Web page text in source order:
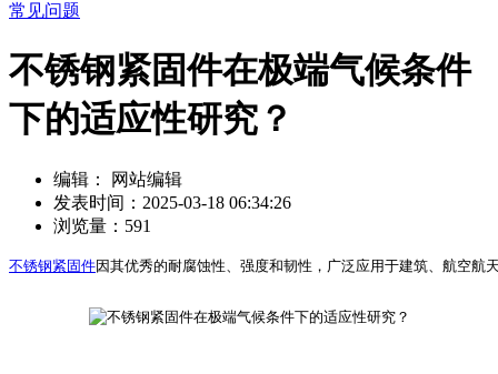
常见问题
不锈钢紧固件在极端气候条件
下的适应性研究？
编辑： 网站编辑
发表时间：2025-03-18 06:34:26
浏览量：591
不锈钢紧固件